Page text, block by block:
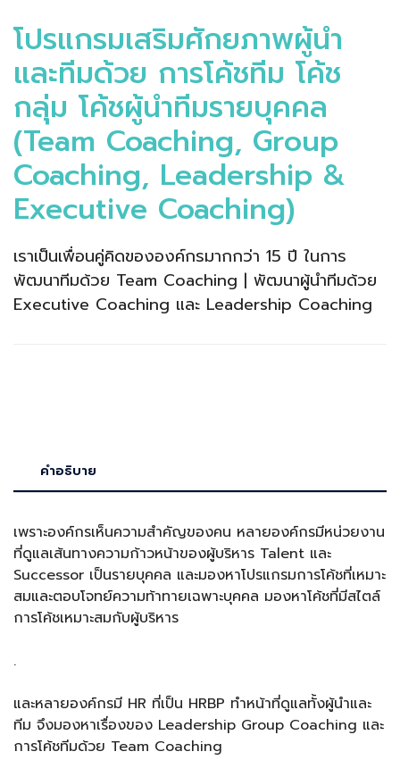
โปรแกรมเสริมศักยภาพผู้นำ
และทีมด้วย การโค้ชทีม โค้ช
กลุ่ม โค้ชผู้นำทีมรายบุคคล
(Team Coaching, Group
Coaching, Leadership &
Executive Coaching)
เราเป็นเพื่อนคู่คิดขององค์กรมากกว่า 15 ปี ในการ
พัฒนาทีมด้วย Team Coaching | พัฒนาผู้นำทีมด้วย
Executive Coaching และ Leadership Coaching
คำอธิบาย
เพราะองค์กรเห็นความสำคัญของคน หลายองค์กรมีหน่วยงาน
ที่ดูแลเส้นทางความก้าวหน้าของผู้บริหาร Talent และ
Successor เป็นรายบุคคล และมองหาโปรแกรมการโค้ชที่เหมาะ
สมและตอบโจทย์ความท้าทายเฉพาะบุคคล มองหาโค้ชที่มีสไตล์
การโค้ชเหมาะสมกับผู้บริหาร
.
และหลายองค์กรมี HR ที่เป็น HRBP ทำหน้าที่ดูแลทั้งผู้นำและ
ทีม จึงมองหาเรื่องของ Leadership Group Coaching และ
การโค้ชทีมด้วย Team Coaching